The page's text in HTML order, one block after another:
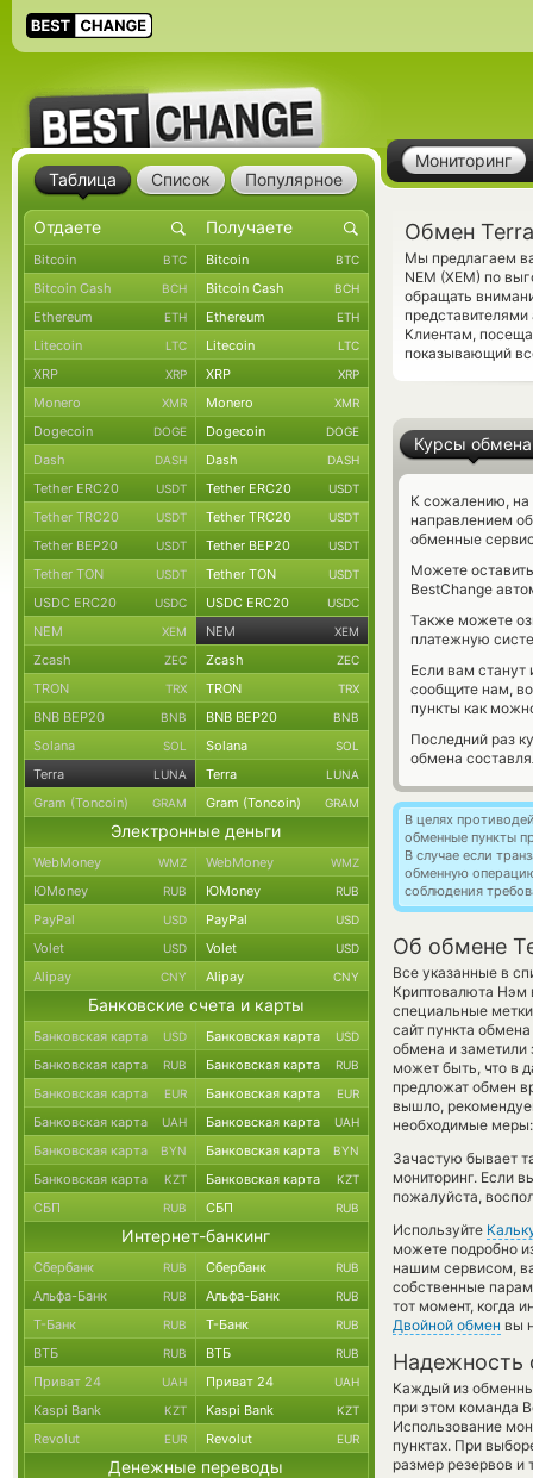
Мониторинг
Обмен
Мы предлагаем
NEM (XEM) по
обращать
Клиентам,
показывающий
Курсы обмена
К сожалению, на
направлением
обменные
Можете
BestChange
Также можете
платежную
Если вам
сообщите нам,
пункты как
Последний раз
обмена
В целях
обменные пункты
В случае если
обменную
соблюдения
Об обмене
Все указанные в
Криптовалюта Нэм
специальные
сайт пункта
обмена и заметили
может быть, что в
предложат обмен
вышло,
необходимые
Зачастую бывает
мониторинг. Если
пожалуйста,
Используйте
можете подробно
нашим сервисом,
собственные
тот момент, когда
Двойной обмен вы
Надежность
Каждый из
при этом команда
Использование
пунктах. При
размер резервов и
Таблица Список Популярное
Bitcoin BTC Bitcoin BTC
Bitcoin Cash BCH Bitcoin Cash BCH
Ethereum ETH Ethereum ETH
Litecoin LTC Litecoin LTC
XRP XRP XRP XRP
Monero XMR Monero XMR
Dogecoin DOGE Dogecoin DOGE
Dash DASH Dash DASH
Tether ERC20 USDT Tether ERC20 USDT
Tether TRC20 USDT Tether TRC20 USDT
Tether BEP20 USDT Tether BEP20 USDT
Tether TON USDT Tether TON USDT
USDC ERC20 USDC USDC ERC20 USDC
NEM XEM NEM XEM
Zcash ZEC Zcash ZEC
TRON TRX TRON TRX
BNB BEP20 BNB BNB BEP20 BNB
Solana SOL Solana SOL
Terra LUNA Terra LUNA
Gram (Toncoin) GRAM Gram (Toncoin) GRAM
Электронные деньги
WebMoney WMZ WebMoney WMZ
ЮMoney RUB ЮMoney RUB
PayPal USD PayPal USD
Volet USD Volet USD
Alipay CNY Alipay CNY
Банковские счета и карты
Банковская карта USD Банковская карта USD
Банковская карта RUB Банковская карта RUB
Банковская карта EUR Банковская карта EUR
Банковская карта UAH Банковская карта UAH
Банковская карта BYN Банковская карта BYN
Банковская карта KZT Банковская карта KZT
СБП RUB СБП RUB
Интернет-банкинг
Сбербанк RUB Сбербанк RUB
Альфа-Банк RUB Альфа-Банк RUB
Т-Банк RUB Т-Банк RUB
ВТБ RUB ВТБ RUB
Приват 24 UAH Приват 24 UAH
Kaspi Bank KZT Kaspi Bank KZT
Revolut EUR Revolut EUR
Денежные переводы